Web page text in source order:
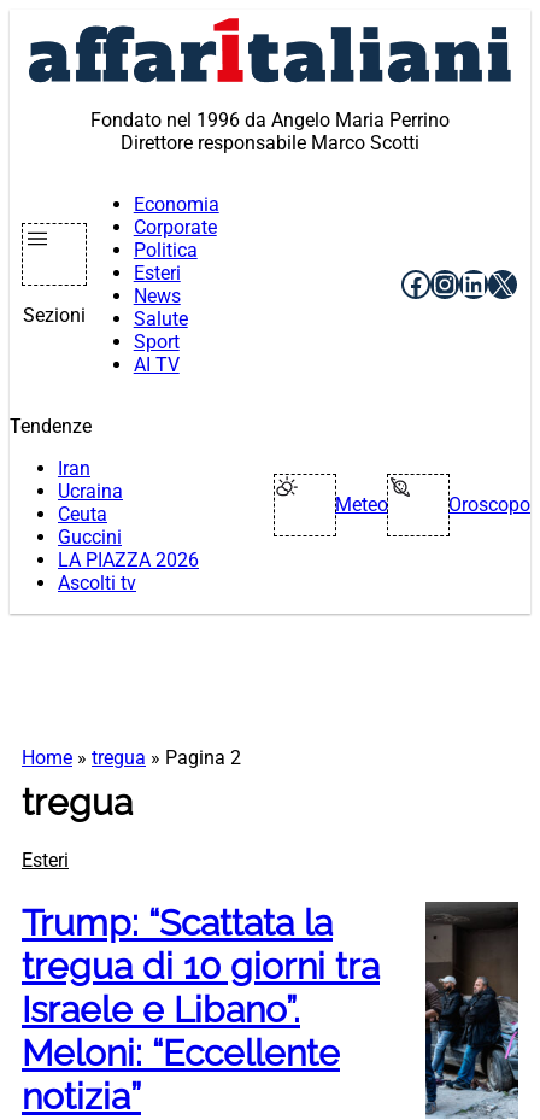
contenuto
Fondato nel 1996 da Angelo Maria Perrino
Direttore responsabile Marco Scotti
Sezioni
Economia
Corporate
Politica
Esteri
News
Salute
Sport
AI TV
Facebook
X
Tendenze
Iran
Ucraina
Ceuta
Guccini
LA PIAZZA 2026
Ascolti tv
Meteo Oroscopo
Home » tregua » Pagina 2
tregua
Esteri
Trump: “Scattata la
tregua di 10 giorni tra
Israele e Libano”.
Meloni: “Eccellente
notizia”